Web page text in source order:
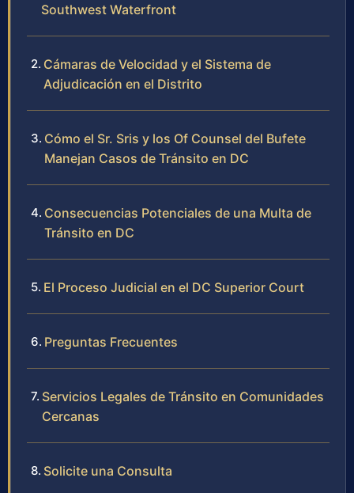
Southwest Waterfront
Cámaras de Velocidad y el Sistema de
Adjudicación en el Distrito
Cómo el Sr. Sris y los Of Counsel del Bufete
Manejan Casos de Tránsito en DC
Consecuencias Potenciales de una Multa de
Tránsito en DC
El Proceso Judicial en el DC Superior Court
Preguntas Frecuentes
Servicios Legales de Tránsito en Comunidades
Cercanas
Solicite una Consulta